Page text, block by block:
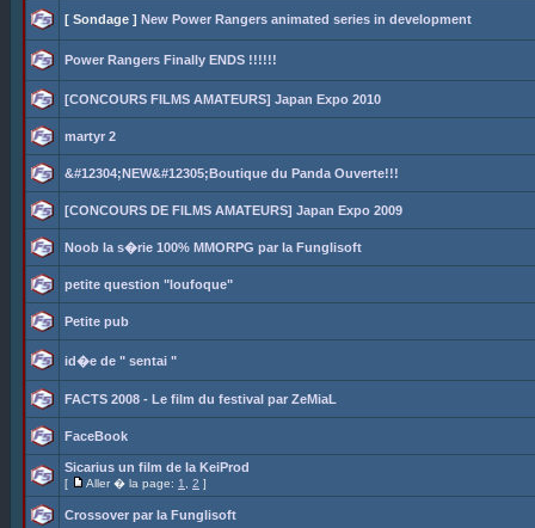
[ Sondage ] New Power Rangers animated series in development
Power Rangers Finally ENDS !!!!!!
[CONCOURS FILMS AMATEURS] Japan Expo 2010
martyr 2
&#12304;NEW&#12305;Boutique du Panda Ouverte!!!
[CONCOURS DE FILMS AMATEURS] Japan Expo 2009
Noob la s�rie 100% MMORPG par la Funglisoft
petite question "loufoque"
Petite pub
id�e de " sentai "
FACTS 2008 - Le film du festival par ZeMiaL
FaceBook
Sicarius un film de la KeiProd
[ Aller � la page: 1 2 ]
Crossover par la Funglisoft